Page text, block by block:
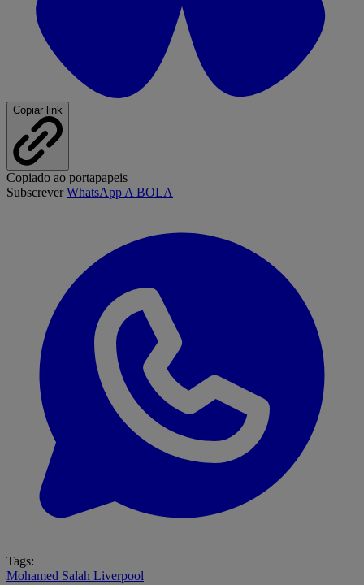
Copiar link
Copiado ao portapapeis
SubscreverWhatsApp A BOLA
Tags:
Mohamed Salah Liverpool